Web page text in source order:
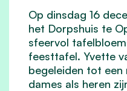
Op dinsdag 16
het Dorpshuis te
sfeervol
feesttafel. Yvette
begeleiden tot een
dames als heren